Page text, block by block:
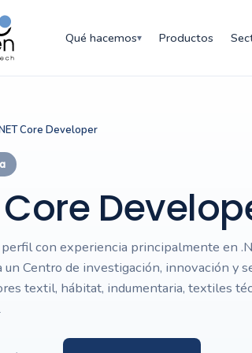
Qué hacemos▾ Productos
Core Developer
Core
perfil con experiencia principalmente en
un Centro de investigación, innovación y
textil, hábitat, indumentaria, textiles